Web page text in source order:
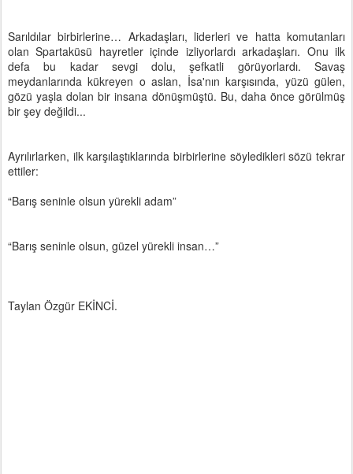
Sarıldılar birbirlerine… Arkadaşları, liderleri ve hatta komutanları
olan Spartaküsü hayretler içinde izliyorlardı arkadaşları. Onu ilk
defa bu kadar sevgi dolu, şefkatli görüyorlardı. Savaş
meydanlarında kükreyen o aslan, İsa'nın karşısında, yüzü gülen,
gözü yaşla dolan bir insana dönüşmüştü. Bu, daha önce görülmüş
bir şey değildi...
Ayrılırlarken, ilk karşılaştıklarında birbirlerine söyledikleri sözü tekrar
ettiler:
“Barış seninle olsun yürekli adam”
“Barış seninle olsun, güzel yürekli insan…”
Taylan Özgür EKİNCİ.